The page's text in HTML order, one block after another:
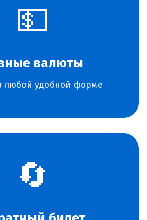
💵
валюты
любой удобной форме
🔄